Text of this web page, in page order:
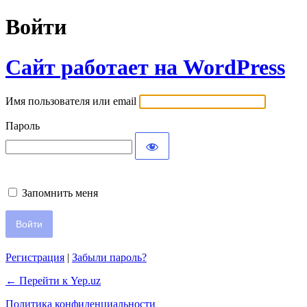
Войти
Сайт работает на WordPress
Имя пользователя или email
Пароль
Запомнить меня
Регистрация | Забыли пароль?
← Перейти к Yep.uz
Политика конфиденциальности